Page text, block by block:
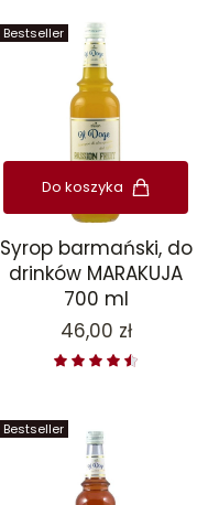
Bestseller
Do koszyka
Syrop barmański, do
drinków MARAKUJA
700 ml
Cena
46,00 zł
Bestseller